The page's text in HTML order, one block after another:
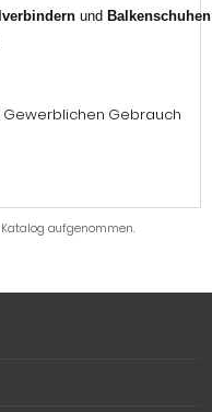
und Balkenschuhen
Gewerblichen Gebrauch
Katalog aufgenommen.